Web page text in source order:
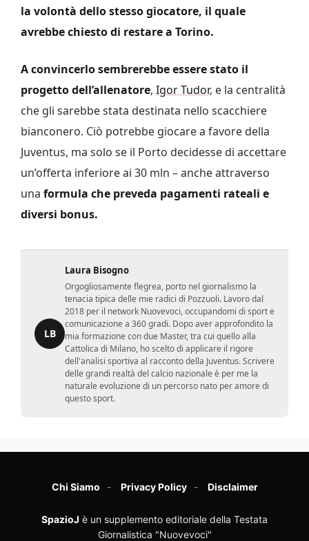
la volontà dello stesso giocatore, il quale
avrebbe chiesto di restare a Torino.
A convincerlo sembrerebbe essere stato il
progetto dell’allenatore, Igor Tudor, e la centralità
che gli sarebbe stata destinata nello scacchiere
bianconero. Ciò potrebbe giocare a favore della
Juventus, ma solo se il Porto decidesse di accettare
un’offerta inferiore ai 30 mln – anche attraverso
una formula che preveda pagamenti rateali e
diversi bonus.
LB
Laura Bisogno
Orgogliosamente flegrea, porto nel giornalismo la
tenacia tipica delle mie radici di Pozzuoli. Lavoro dal
2018 per il network Nuovevoci, occupandomi di sport e
comunicazione a 360 gradi. Dopo aver approfondito la
mia formazione con due Master, tra cui quello alla
Cattolica di Milano, ho scelto di applicare il rigore
dell'analisi sportiva al racconto della Juventus. Scrivere
delle grandi realtà del calcio nazionale è per me la
naturale evoluzione di un percorso nato per amore di
questo sport.
Chi Siamo Privacy Policy Disclaimer
SpazioJ è un supplemento editoriale della Testata
Giornalistica "Nuovevoci"